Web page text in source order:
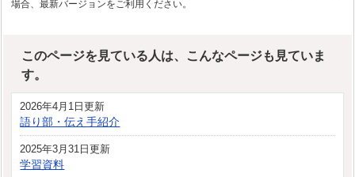
場合、最新バージョンをご利用ください。
このページを見ている人は、こんなページも見ていま
す。
2026年4月1日更新
語り部・伝え手紹介
2025年3月31日更新
学習資料